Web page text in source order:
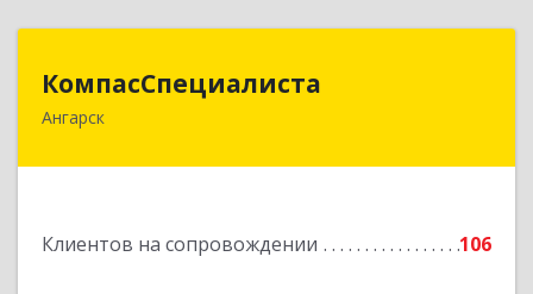
КомпасСпециалиста
Ангарск
Клиентов на сопровождении 106
665826, Иркутская обл, Ангарск г, 12А мкр, дом